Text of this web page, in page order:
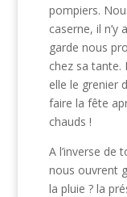
pompiers.
caserne, il
garde nous
chez sa tante.
elle le grenier
faire la fête
chauds !
A l’inverse de
nous ouvrent
la pluie ? la